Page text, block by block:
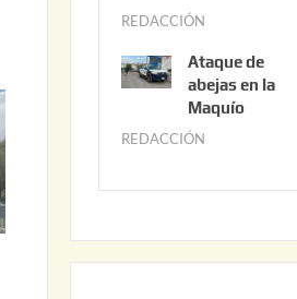
0
2
6
REDACCIÓN
n
i
0
2
Ataque de
abejas en la
Maquío
REDACCIÓN
y